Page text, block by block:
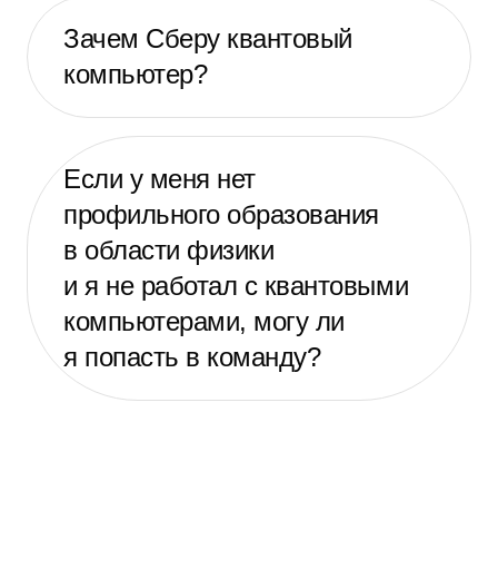
Зачем Сберу квантовый
компьютер?
Если у меня нет
профильного образования
в области физики
и я не работал с квантовыми
компьютерами, могу ли
я попасть в команду?